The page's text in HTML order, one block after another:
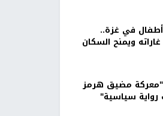
في غزة..
ويمنح السكان
"معركة مضيق هرمز
سياسية"